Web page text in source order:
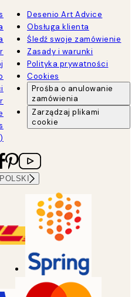
Desenio Art Advice
Obsługa klienta
Śledź swoje zamówienie
Zasady i warunki
Polityka prywatności
Cookies
Prośba o anulowanie
zamówienia
Zarządzaj plikami
cookie
POLSKI